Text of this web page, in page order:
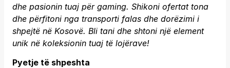
dhe pasionin tuaj për gaming. Shikoni ofertat tona
dhe përfitoni nga transporti falas dhe dorëzimi i
shpejtë në Kosovë. Bli tani dhe shtoni një element
unik në koleksionin tuaj të lojërave!
Pyetje të shpeshta